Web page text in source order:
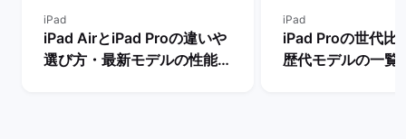
iPad
iPad AirとiPad Proの違いや
選び方・最新モデルの性能を
iPad
iPad Proの世代比
歴代モデルの一覧